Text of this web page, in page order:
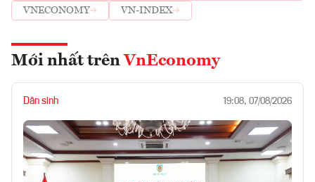
TY CHỨNG KHOÁN
VNECONOMY VN-INDEX
Mới nhất trên VnEconomy
Dân sinh 19:08, 07/08/2026